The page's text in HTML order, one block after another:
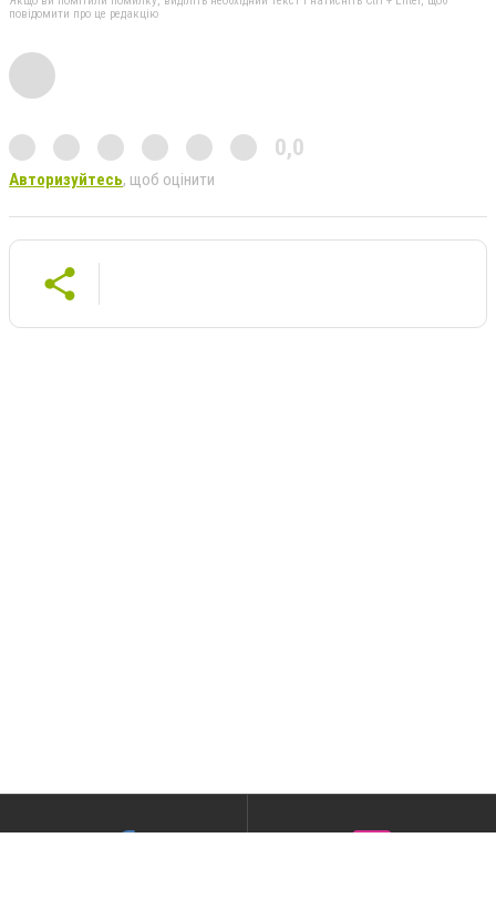
повідомити про це редакцію
0,0
Авторизуйтесь, щоб оцінити